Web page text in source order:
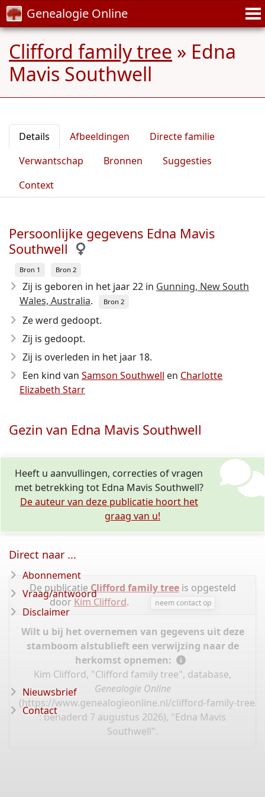
Genealogie Online
Clifford family tree » Edna
Mavis Southwell
Details Afbeeldingen
Directe familie
Verwantschap
Bronnen
Suggesties
Context
Persoonlijke gegevens Edna Mavis
Southwell
Bron 1 Bron 2
Zij is geboren in het jaar 22 in Gunning, New South
Wales, Australia. Bron 2
Ze werd gedoopt.
Zij is gedoopt.
Zij is overleden in het jaar 18.
Een kind van Samson Southwell en Charlotte
Elizabeth Starr
Gezin van Edna Mavis Southwell
Heeft u aanvullingen, correcties of vragen
met betrekking tot Edna Mavis Southwell?
De auteur van deze publicatie hoort het
graag van u!
De publicatie Clifford family treeis opgesteld
door Kim Clifford. neem contact op
Wilt u bij het overnemen van gegevens uit deze
stamboom alstublieft een verwijzing naar de
herkomst opnemen:
Kim Clifford, "Clifford family tree", database,
Genealogie Online
(https://www.genealogieonline.nl/clifford-family-tree/
: benaderd 7 augustus 2026), "Edna Mavis
Southwell".
Direct naar ...
Abonnement
Vraag/antwoord
Disclaimer
Nieuwsbrief
Contact